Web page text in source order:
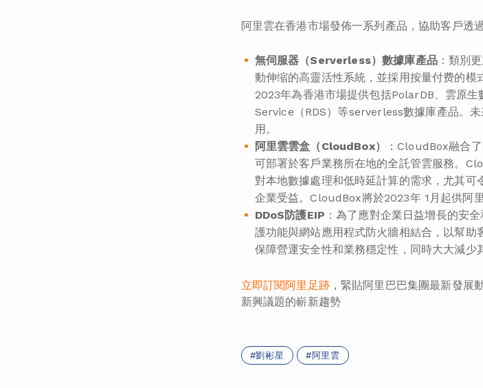
阿里雲在香港市場發佈一系列產品，協助客戶透
無伺服器（Serverless）數據庫產品：類別
動伸缩的高靈活性系統，並採用按量付费的
2023年為香港市場提供包括PolarDB、雲原
Service（RDS）等serverless數據庫產品。
用。
阿里雲雲盒（CloudBox）
：CloudBox融合
可部署於客戶業務所在地的全託管雲服務。
對本地數據處理和低時延計算的需求，尤其
企業受益。CloudBox將於2023年 1月起供阿
DDoS 防護EIP ：為了應對企業日益增長的安
護功能與網站應用程式防火牆相結合，以幫
保障營運安全性和業務穩定性，同時大大減少
立即訂閱阿里足跡，緊貼阿里巴巴集團最新發展
新興議題的嶄新趨勢
劉彬星 阿里雲